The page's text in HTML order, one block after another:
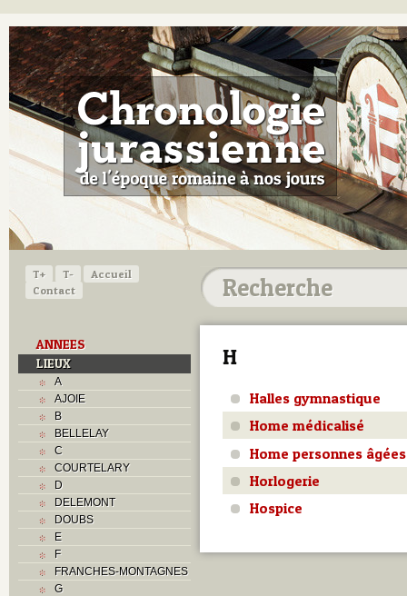
T+ T-
Accueil
Contact
ANNEES
LIEUX
A
AJOIE
B
BELLELAY
C
COURTELARY
D
DELEMONT
DOUBS
E
F
FRANCHES-MONTAGNES
G
H
Halles gymnastique
Home médicalisé
Home personnes âgées
Horlogerie
Hospice